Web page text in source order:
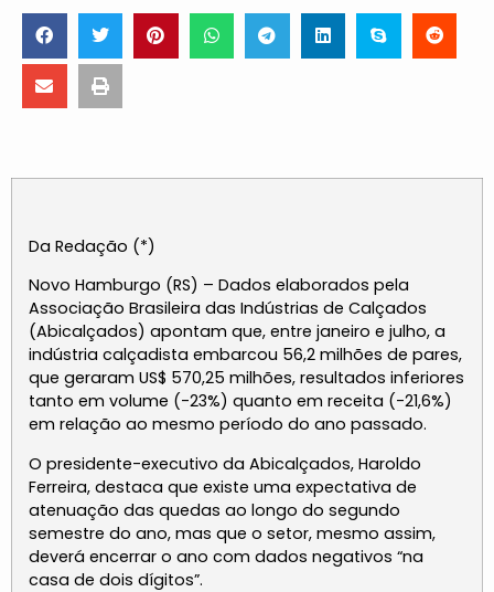
Da Redação (*)
Novo Hamburgo (RS) – Dados elaborados pela
Associação Brasileira das Indústrias de Calçados
(Abicalçados) apontam que, entre janeiro e julho, a
indústria calçadista embarcou 56,2 milhões de pares,
que geraram US$ 570,25 milhões, resultados inferiores
tanto em volume (-23%) quanto em receita (-21,6%)
em relação ao mesmo período do ano passado.
O presidente-executivo da Abicalçados, Haroldo
Ferreira, destaca que existe uma expectativa de
atenuação das quedas ao longo do segundo
semestre do ano, mas que o setor, mesmo assim,
deverá encerrar o ano com dados negativos “na
casa de dois dígitos”.